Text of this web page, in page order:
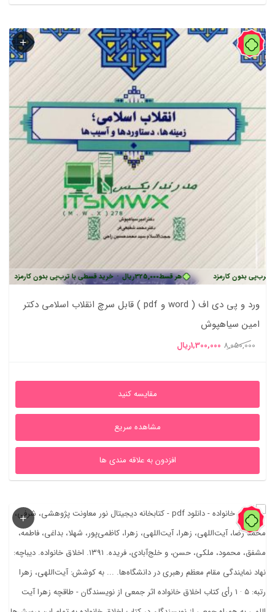
84%
هر قسط325,000ریال • خرید قسطی با ترب‌پی بدون کارمزد کارمزد
ورد و پی دی اف ( word و pdf ) قابل سرچ انقلاب اسلامی دکتر
امین سیاهپوش
8,050,000 قیمت
8,050,000ریال
1,300,000ریال
1,300,000ریال
مقایسه کنید
مشاهده سریع
افزدون به علاقه مندی ها
89%